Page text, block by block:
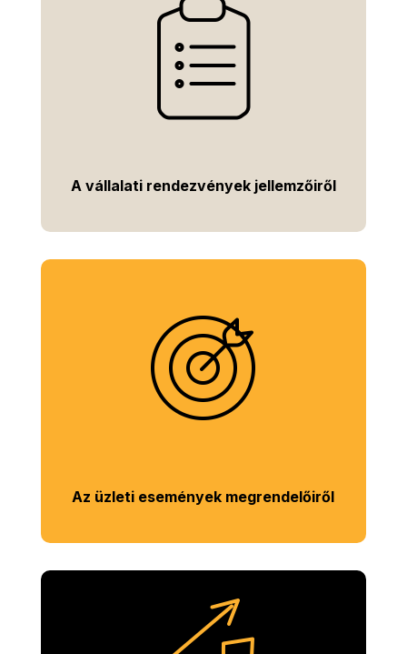
A vállalati rendezvények jellemzőiről
Az üzleti események megrendelőiről